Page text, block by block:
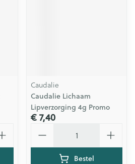
Caudalie
Caudalie Lichaam
Lipverzorging 4g Promo
€ 7,40
Bestel